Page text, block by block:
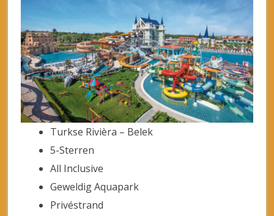
Turkse Rivièra – Belek
5-Sterren
All Inclusive
Geweldig Aquapark
Privéstrand